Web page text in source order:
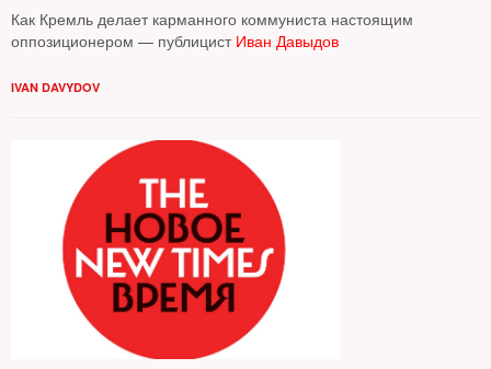
Как Кремль делает карманного коммуниста настоящим
оппозиционером — публицист Иван Давыдов
IVAN DAVYDOV